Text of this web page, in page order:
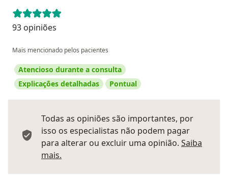
93 opiniões
Mais mencionado pelos pacientes
Atencioso durante a consulta
Explicações detalhadas
Pontual
Todas as opiniões são importantes, por
isso os especialistas não podem pagar
para alterar ou excluir uma opinião. Saiba
mais.